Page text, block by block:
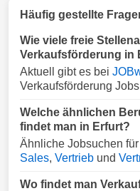
Häufig gestellte
Wie viele freie
Verkaufsförderung in
Aktuell gibt es bei
Verkaufsförderung
Welche ähnlichen
findet man in Erfurt?
Ähnliche Jobsuchen
Sales, Vertrieb und
Wo findet man